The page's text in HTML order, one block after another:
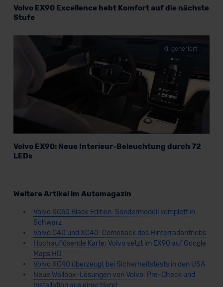
Volvo EX90 Excellence hebt Komfort auf die nächste
Stufe
KI-generiert
Volvo EX90: Neue Interieur-Beleuchtung durch 72
LEDs
Weitere Artikel im Automagazin
Volvo XC60 Black Edition: Sondermodell komplett in
Schwarz
Volvo C40 und XC40: Comeback des Hinterradantriebs
Hochauflösende Karte: Volvo setzt im EX90 auf Google
Maps HD
Volvo XC40 überzeugt bei Sicherheitstests in den USA
Neue Wallbox-Lösungen von Volvo: Pre-Check und
Installation aus einer Hand